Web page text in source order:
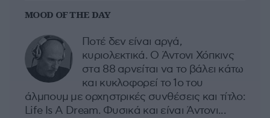
MOOD OF THE DAY
Ποτέ δεν είναι αργά,
κυριολεκτικά. Ο Άντονι Χόπκινς
στα 88 αρνείται να το βάλει κάτω
και κυκλοφορεί το 1ο του
άλμπουμ με ορχηστρικές συνθέσεις και τίτλο:
Life Is A Dream. Φυσικά και είναι Άντονι...